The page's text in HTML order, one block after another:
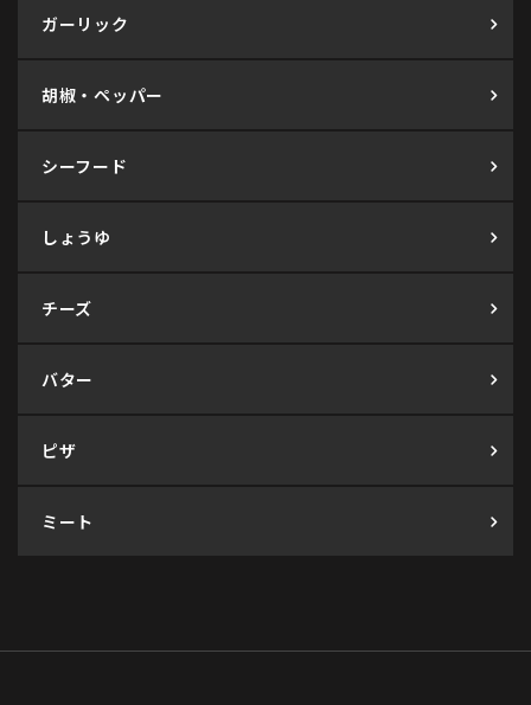
ガーリック
胡椒・ペッパー
シーフード
しょうゆ
チーズ
バター
ピザ
ミート